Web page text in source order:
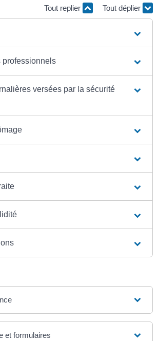
Tout replier Tout déplier
professionnels
versées par la sécurité
et formulaires